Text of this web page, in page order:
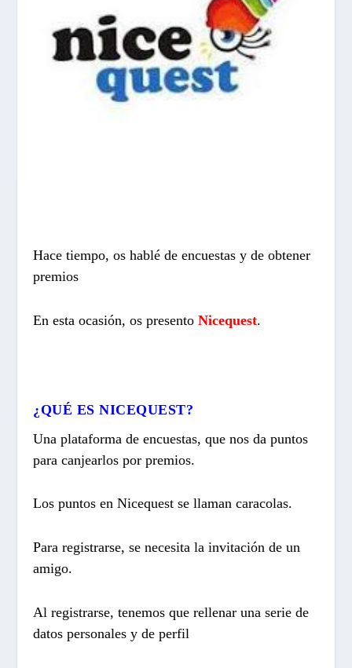
Hace tiempo, os hablé de encuestas y de obtener
premios
En esta ocasión, os presentoNicequest.
¿QUÉ ES NICEQUEST?
Una plataforma de encuestas, que nos da puntos
para canjearlos por premios.
Los puntos en Nicequest se llaman caracolas.
Para registrarse, se necesita la invitación de un
amigo.
Al registrarse, tenemos que rellenar una serie de
datos personales y de perfil